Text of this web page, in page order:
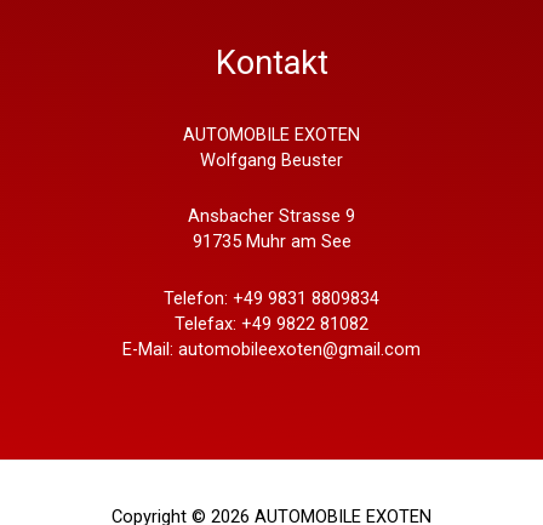
Kontakt
AUTOMOBILE EXOTEN
Wolfgang Beuster
Ansbacher Strasse 9
91735 Muhr am See
Telefon: +49 9831 8809834
Telefax: +49 9822 81082
E-Mail: automobileexoten@gmail.com
Copyright © 2026 AUTOMOBILE EXOTEN